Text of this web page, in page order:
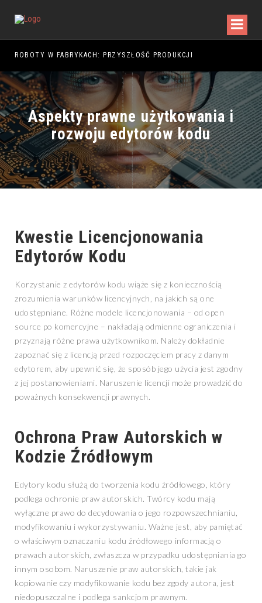
ROBOTY W FABRYKACH: PRZYSZŁOŚĆ PRODUKCJI
Aspekty prawne użytkowania i
rozwoju edytorów kodu
Kwestie Licencjonowania
Edytorów Kodu
Korzystanie z edytorów kodu wiąże się z koniecznością
zrozumienia warunków licencyjnych, na jakich są one
udostępniane. Różne modele licencjonowania – od open
source po komercyjne – nakładają odmienne ograniczenia i
przyznają różne prawa użytkownikom. Należy dokładnie
zapoznać się z licencją przed rozpoczęciem pracy z danym
edytorem, aby upewnić się, że sposób jego użycia jest zgodny
z jej postanowieniami. Naruszenie licencji może prowadzić do
poważnych konsekwencji prawnych.
Ochrona Praw Autorskich w
Kodzie Źródłowym
Edytory kodu służą do tworzenia kodu źródłowego, który
podlega ochronie praw autorskich. Twórcy kodu mają
wyłączne prawo do decydowania o jego rozpowszechnianiu,
modyfikowaniu i wykorzystywaniu. Ważne jest, aby pamiętać
o właściwym oznaczaniu kodu źródłowego informacją o
prawach autorskich, zwłaszcza w przypadku udostępniania go
innym osobom. Naruszenie praw autorskich, takie jak
kopiowanie czy modyfikowanie kodu bez zgody autora, jest
niedopuszczalne i podlega sankcjom prawnym.